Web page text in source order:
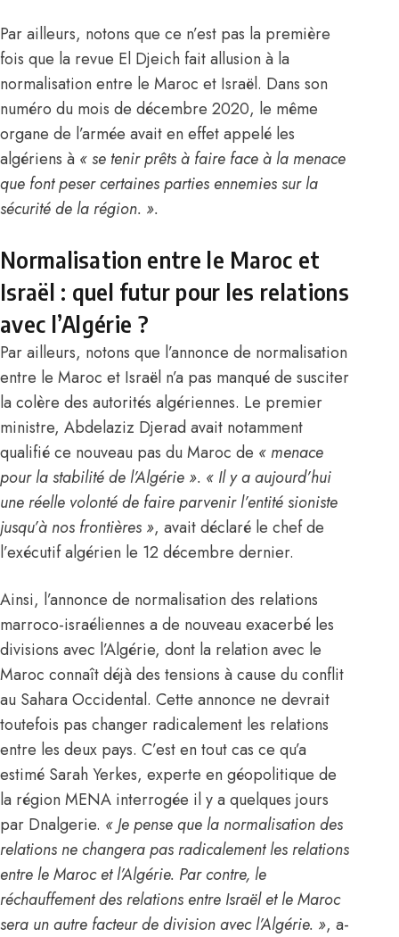
Par ailleurs, notons que ce n’est pas la première
fois que la revue El Djeich fait allusion à la
normalisation entre le Maroc et Israël. Dans son
numéro du mois de décembre 2020, le même
organe de l’armée avait en effet appelé les
algériens à « se tenir prêts à faire face à la menace
que font peser certaines parties ennemies sur la
sécurité de la région. ».
Normalisation entre le Maroc et
Israël : quel futur pour les relations
avec l’Algérie ?
Par ailleurs, notons que l’annonce de normalisation
entre le Maroc et Israël n’a pas manqué de susciter
la colère des autorités algériennes. Le premier
ministre, Abdelaziz Djerad avait notamment
qualifié ce nouveau pas du Maroc de « menace
pour la stabilité de l’Algérie ». « Il y a aujourd’hui
une réelle volonté de faire parvenir l’entité sioniste
jusqu’à nos frontières », avait déclaré le chef de
l’exécutif algérien le 12 décembre dernier.
Ainsi, l’annonce de normalisation des relations
marroco-israéliennes a de nouveau exacerbé les
divisions avec l’Algérie, dont la relation avec le
Maroc connaît déjà des tensions à cause du conflit
au Sahara Occidental. Cette annonce ne devrait
toutefois pas changer radicalement les relations
entre les deux pays. C’est en tout cas ce qu’a
estimé Sarah Yerkes, experte en géopolitique de
la région MENA interrogée il y a quelques jours
par Dnalgerie. « Je pense que la normalisation des
relations ne changera pas radicalement les relations
entre le Maroc et l’Algérie. Par contre, le
réchauffement des relations entre Israël et le Maroc
sera un autre facteur de division avec l’Algérie. », a-